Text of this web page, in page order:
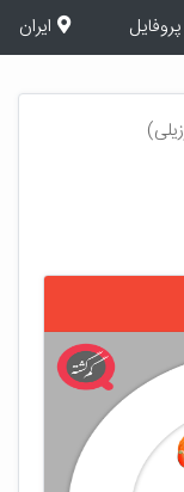
پروفایل ایران
قبلی